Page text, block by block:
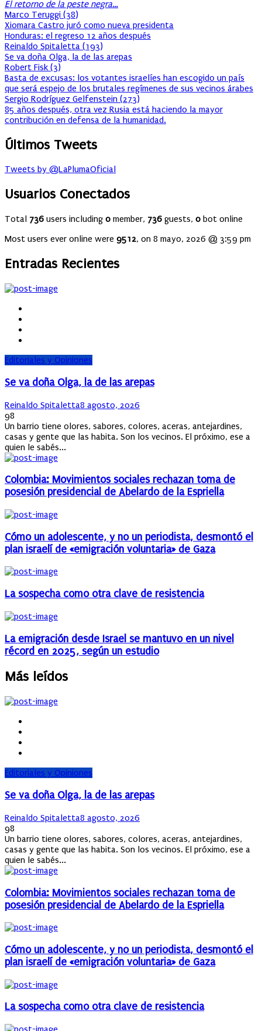
El retorno de la peste negra…
Marco Teruggi (38)
Xiomara Castro juró como nueva presidenta
Honduras: el regreso 12 años después
Reinaldo Spitaletta (193)
Se va doña Olga, la de las arepas
Robert Fisk (3)
Basta de excusas: los votantes israelíes han escogido un país
que será espejo de los brutales regímenes de sus vecinos árabes
Sergio Rodríguez Gelfenstein (273)
85 años después, otra vez Rusia está haciendo la mayor
contribución en defensa de la humanidad.
Últimos Tweets
Tweets by @LaPlumaOficial
Usuarios Conectados
Total 736 users including 0 member, 736 guests, 0 bot online
Most users ever online were 9512, on 8 mayo, 2026 @ 3:59 pm
Entradas Recientes
Editoriales y Opiniones
Se va doña Olga, la de las arepas
Author
Reinaldo SpitalettaPosted
8 agosto, 2026
98
Un barrio tiene olores, sabores, colores, aceras, antejardines,
casas y gente que las habita. Son los vecinos. El próximo, ese a
quien le sabés...
Colombia: Movimientos sociales rechazan toma de
posesión presidencial de Abelardo de la Espriella
Cómo un adolescente, y no un periodista, desmontó el
plan israelí de «emigración voluntaria» de Gaza
La sospecha como otra clave de resistencia
La emigración desde Israel se mantuvo en un nivel
récord en 2025, según un estudio
Más leídos
Editoriales y Opiniones
Se va doña Olga, la de las arepas
Author
Reinaldo SpitalettaPosted
8 agosto, 2026
98
Un barrio tiene olores, sabores, colores, aceras, antejardines,
casas y gente que las habita. Son los vecinos. El próximo, ese a
quien le sabés...
Colombia: Movimientos sociales rechazan toma de
posesión presidencial de Abelardo de la Espriella
Cómo un adolescente, y no un periodista, desmontó el
plan israelí de «emigración voluntaria» de Gaza
La sospecha como otra clave de resistencia